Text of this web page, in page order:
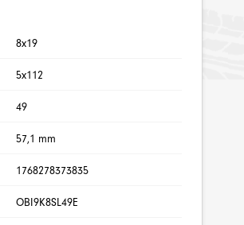
8x19
5x112
49
57,1 mm
1768278373835
OBI9K8SL49E